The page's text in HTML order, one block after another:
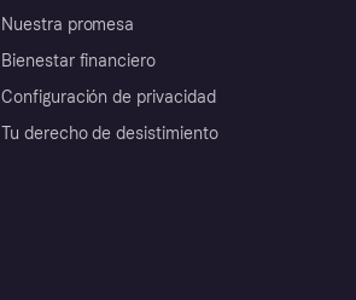
Nuestra promesa
Bienestar financiero
Configuración de privacidad
Tu derecho de desistimiento